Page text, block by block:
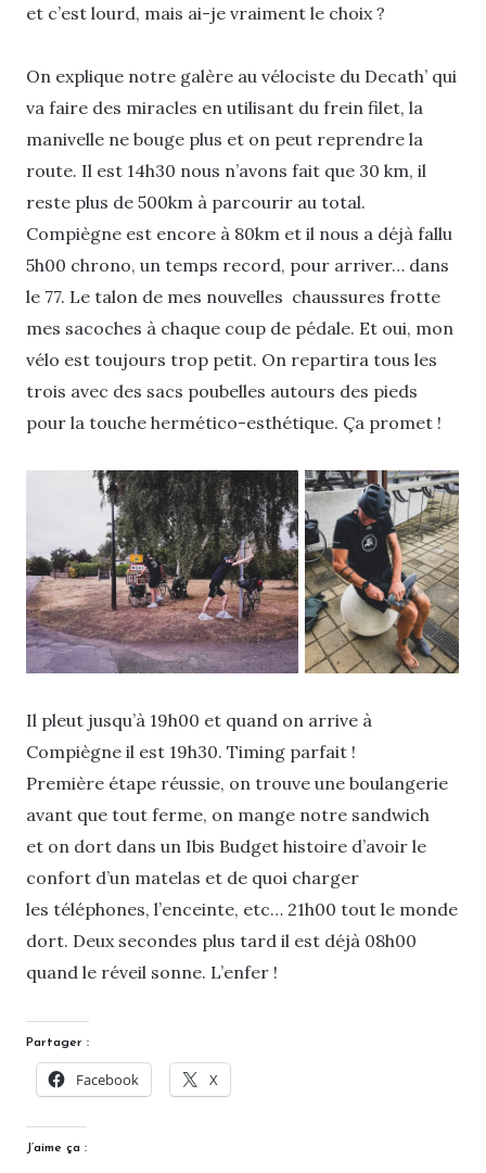
et c’est lourd, mais ai-je vraiment le choix ?
On explique notre galère au vélociste du Decath’ qui
va faire des miracles en utilisant du frein filet, la
manivelle ne bouge plus et on peut reprendre la
route. Il est 14h30 nous n’avons fait que 30 km, il
reste plus de 500km à parcourir au total.
Compiègne est encore à 80km et il nous a déjà fallu
5h00 chrono, un temps record, pour arriver… dans
le 77. Le talon de mes nouvelles chaussures frotte
mes sacoches à chaque coup de pédale. Et oui, mon
vélo est toujours trop petit. On repartira tous les
trois avec des sacs poubelles autours des pieds
pour la touche hermético-esthétique. Ça promet !
Il pleut jusqu’à 19h00 et quand on arrive à
Compiègne il est 19h30. Timing parfait !
Première étape réussie, on trouve une boulangerie
avant que tout ferme, on mange notre sandwich
et on dort dans un Ibis Budget histoire d’avoir le
confort d’un matelas et de quoi charger
les téléphones, l’enceinte, etc… 21h00 tout le monde
dort. Deux secondes plus tard il est déjà 08h00
quand le réveil sonne. L’enfer !
Partager :
Facebook X
J’aime ça :